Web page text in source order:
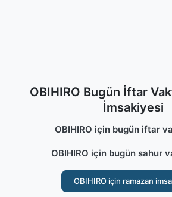
OBIHIRO Bugün İftar
İmsakiyesi
OBIHIRO için bugün iftar
OBIHIRO için bugün sahur
OBIHIRO için ramazan